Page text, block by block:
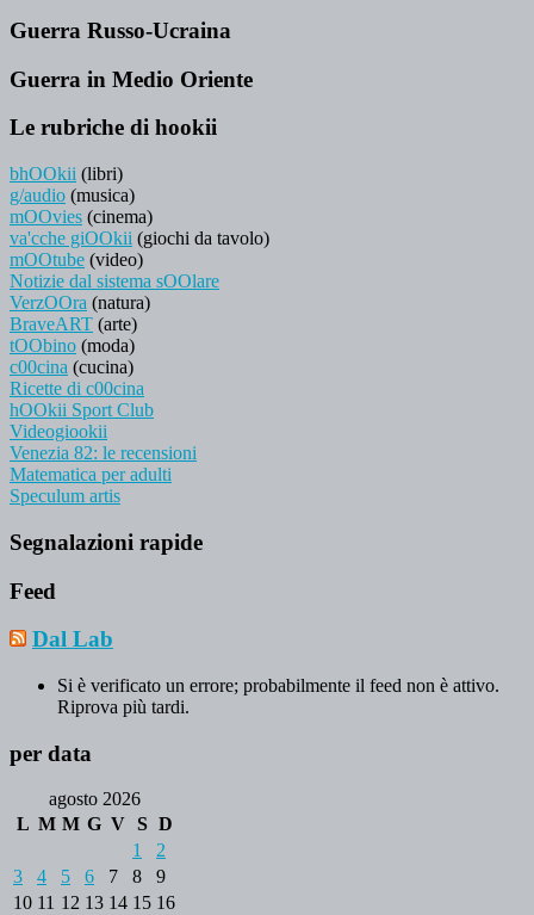
Guerra Russo-Ucraina
Guerra in Medio Oriente
Le rubriche di hookii
bhOOkii (libri)
g/audio (musica)
mOOvies (cinema)
va'cche giOOkii (giochi da tavolo)
mOOtube (video)
Notizie dal sistema sOOlare
VerzOOra (natura)
BraveART (arte)
tOObino (moda)
c00cina (cucina)
Ricette di c00cina
hOOkii Sport Club
Videogiookii
Venezia 82: le recensioni
Matematica per adulti
Speculum artis
Segnalazioni rapide
Feed
Dal Lab
Si è verificato un errore; probabilmente il feed non è attivo.
Riprova più tardi.
per data
agosto 2026
L M M G V S D
1
2
3
4 5 6 7 8
9
10 11 12 13 14 15 16